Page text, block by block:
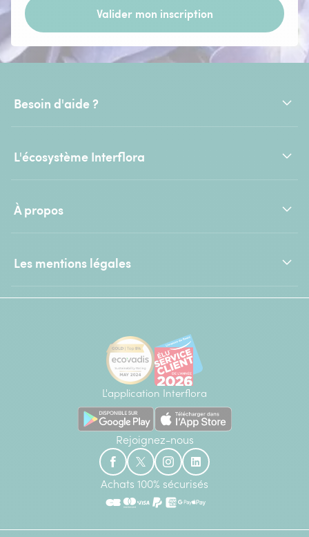
Valider mon inscription
Besoin d'aide ?
L'écosystème Interflora
À propos
Les mentions légales
L'application Interflora
Rejoignez-nous
Achats 100% sécurisés